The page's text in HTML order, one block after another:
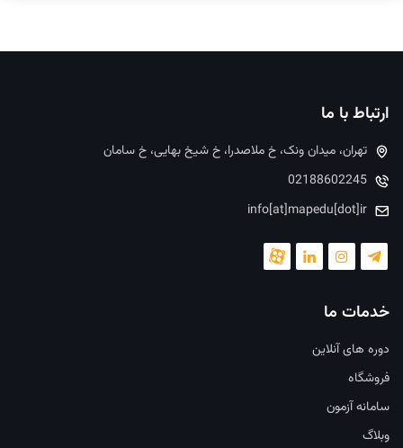
ارتباط با ما
تهران، میدان ونک، خ ملاصدرا، خ شیخ بهایی، خ سامان
02188602245
info[at]mapedu[dot]ir
خدمات ما
دوره های آنلاین
فروشگاه
سامانه آزمون
وبلاگ